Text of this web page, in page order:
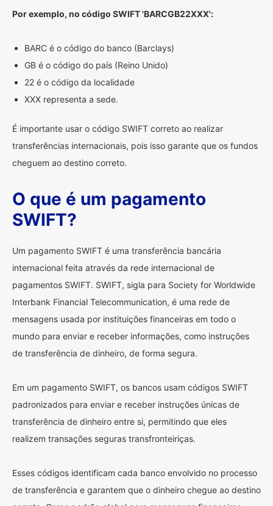
Por exemplo, no código SWIFT 'BARCGB22XXX':
BARC é o código do banco (Barclays)
GB é o código do país (Reino Unido)
22 é o código da localidade
XXX representa a sede.
É importante usar o código SWIFT correto ao realizar
transferências internacionais, pois isso garante que os fundos
cheguem ao destino correto.
O que é um pagamento
SWIFT?
Um pagamento SWIFT é uma transferência bancária
internacional feita através da rede internacional de
pagamentos SWIFT. SWIFT, sigla para Society for Worldwide
Interbank Financial Telecommunication, é uma rede de
mensagens usada por instituições financeiras em todo o
mundo para enviar e receber informações, como instruções
de transferência de dinheiro, de forma segura.
Em um pagamento SWIFT, os bancos usam códigos SWIFT
padronizados para enviar e receber instruções únicas de
transferência de dinheiro entre si, permitindo que eles
realizem transações seguras transfronteiriças.
Esses códigos identificam cada banco envolvido no processo
de transferência e garantem que o dinheiro chegue ao destino